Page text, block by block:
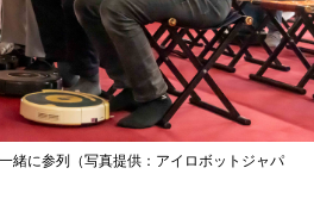
緒に参列（写真提供：アイロボットジャパ